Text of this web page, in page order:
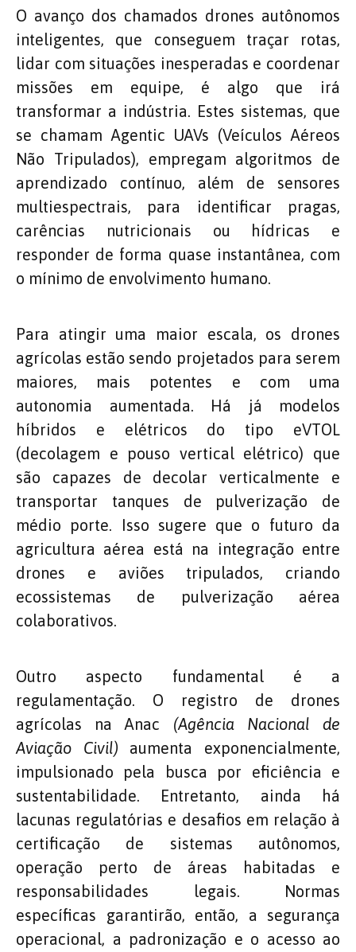
O avanço dos chamados drones autônomos
inteligentes, que conseguem traçar rotas,
lidar com situações inesperadas e coordenar
missões em equipe, é algo que irá
transformar a indústria. Estes sistemas, que
se chamam Agentic UAVs (Veículos Aéreos
Não Tripulados), empregam algoritmos de
aprendizado contínuo, além de sensores
multiespectrais, para identificar pragas,
carências nutricionais ou hídricas e
responder de forma quase instantânea, com
o mínimo de envolvimento humano.
Para atingir uma maior escala, os drones
agrícolas estão sendo projetados para serem
maiores, mais potentes e com uma
autonomia aumentada. Há já modelos
híbridos e elétricos do tipo eVTOL
(decolagem e pouso vertical elétrico) que
são capazes de decolar verticalmente e
transportar tanques de pulverização de
médio porte. Isso sugere que o futuro da
agricultura aérea está na integração entre
drones e aviões tripulados, criando
ecossistemas de pulverização aérea
colaborativos.
Outro aspecto fundamental é a
regulamentação. O registro de drones
agrícolas na Anac (Agência Nacional de
Aviação Civil) aumenta exponencialmente,
impulsionado pela busca por eficiência e
sustentabilidade. Entretanto, ainda há
lacunas regulatórias e desafios em relação à
certificação de sistemas autônomos,
operação perto de áreas habitadas e
responsabilidades legais. Normas
específicas garantirão, então, a segurança
operacional, a padronização e o acesso ao